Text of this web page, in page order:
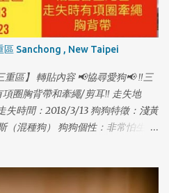
區 Sanchong , New Taipei
重區】 轉貼內容 📢協尋愛狗📢 ‼️三
圈胸背帶和牽繩/剪耳‼️ 走失地
失時間：2018/3/13 狗狗特徵：淺黃
混種狗） 狗狗個性：非常怕生、
意是否有她的行蹤，希望皮皮可